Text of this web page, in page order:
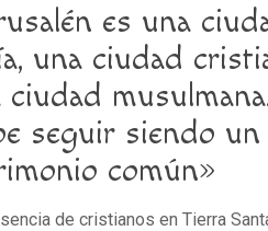
es una
una ciudad
ciudad
seguir siendo un
común»
de cristianos en Tierra